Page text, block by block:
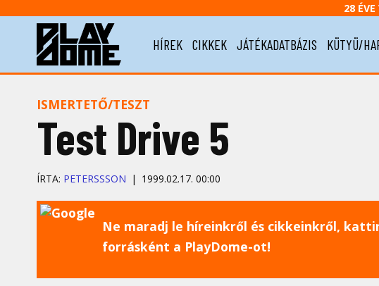
28
HÍREK CIKKEK JÁTÉKADATBÁZIS KÜTYÜ/
ISMERTETŐ/TESZT
Test Drive 5
ÍRTA: PETERSSSON 1999.02.17. 00:00
Ne maradj le híreinkről és cikkeinkről,
forrásként a PlayDome-ot!